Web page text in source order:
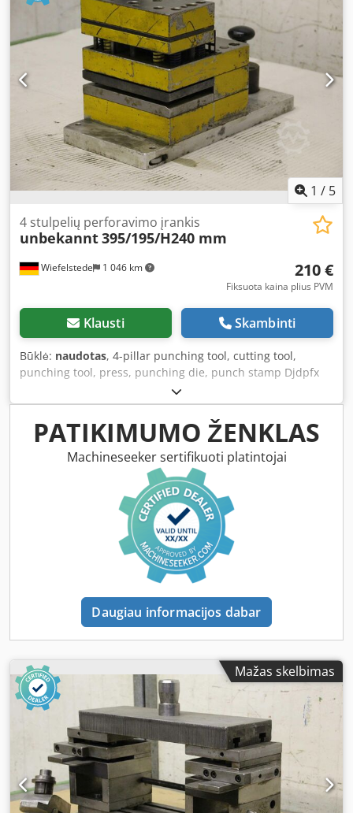
1 / 5
Wiefelstede 1 046 km
4 stulpelių perforavimo įrankis
unbekannt395/195/H240 mm
210 €
Fiksuota kaina plius PVM
Klausti Skambinti
Būklė: naudotas, 4-pillar punching tool, cutting tool,
punching tool, press, punching die, punch stamp Djdpfx
Aced Sgaasqskr - 4 pillars: punching tool - Dimensions:
395/195/H240 mm - Weight: 54 kg
PATIKIMUMO ŽENKLAS
Machineseeker sertifikuoti platintojai
Daugiau informacijos dabar
Mažas skelbimas